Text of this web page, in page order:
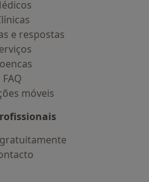
e respostas
FAQ
móveis